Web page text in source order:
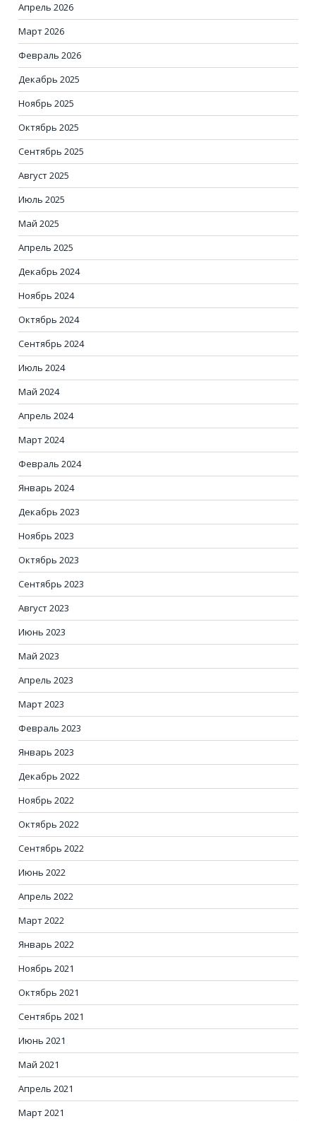
Апрель 2026
Март 2026
Февраль 2026
Декабрь 2025
Ноябрь 2025
Октябрь 2025
Сентябрь 2025
Август 2025
Июль 2025
Май 2025
Апрель 2025
Декабрь 2024
Ноябрь 2024
Октябрь 2024
Сентябрь 2024
Июль 2024
Май 2024
Апрель 2024
Март 2024
Февраль 2024
Январь 2024
Декабрь 2023
Ноябрь 2023
Октябрь 2023
Сентябрь 2023
Август 2023
Июнь 2023
Май 2023
Апрель 2023
Март 2023
Февраль 2023
Январь 2023
Декабрь 2022
Ноябрь 2022
Октябрь 2022
Сентябрь 2022
Июнь 2022
Апрель 2022
Март 2022
Январь 2022
Ноябрь 2021
Октябрь 2021
Сентябрь 2021
Июнь 2021
Май 2021
Апрель 2021
Март 2021